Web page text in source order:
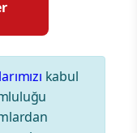
kabul